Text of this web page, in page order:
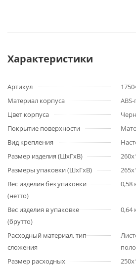
Характеристики
Артикул
Материал корпуса
Цвет корпуса
Покрытие поверхности
Вид крепления
Размер изделия (ШхГхВ)
Размеры упаковки (ШхГхВ)
Вес изделия без упаковки
(нетто)
0,58
Вес изделия в упаковке
(брутто)
0,64
Расходный материал, тип
сложения
Размер расходных